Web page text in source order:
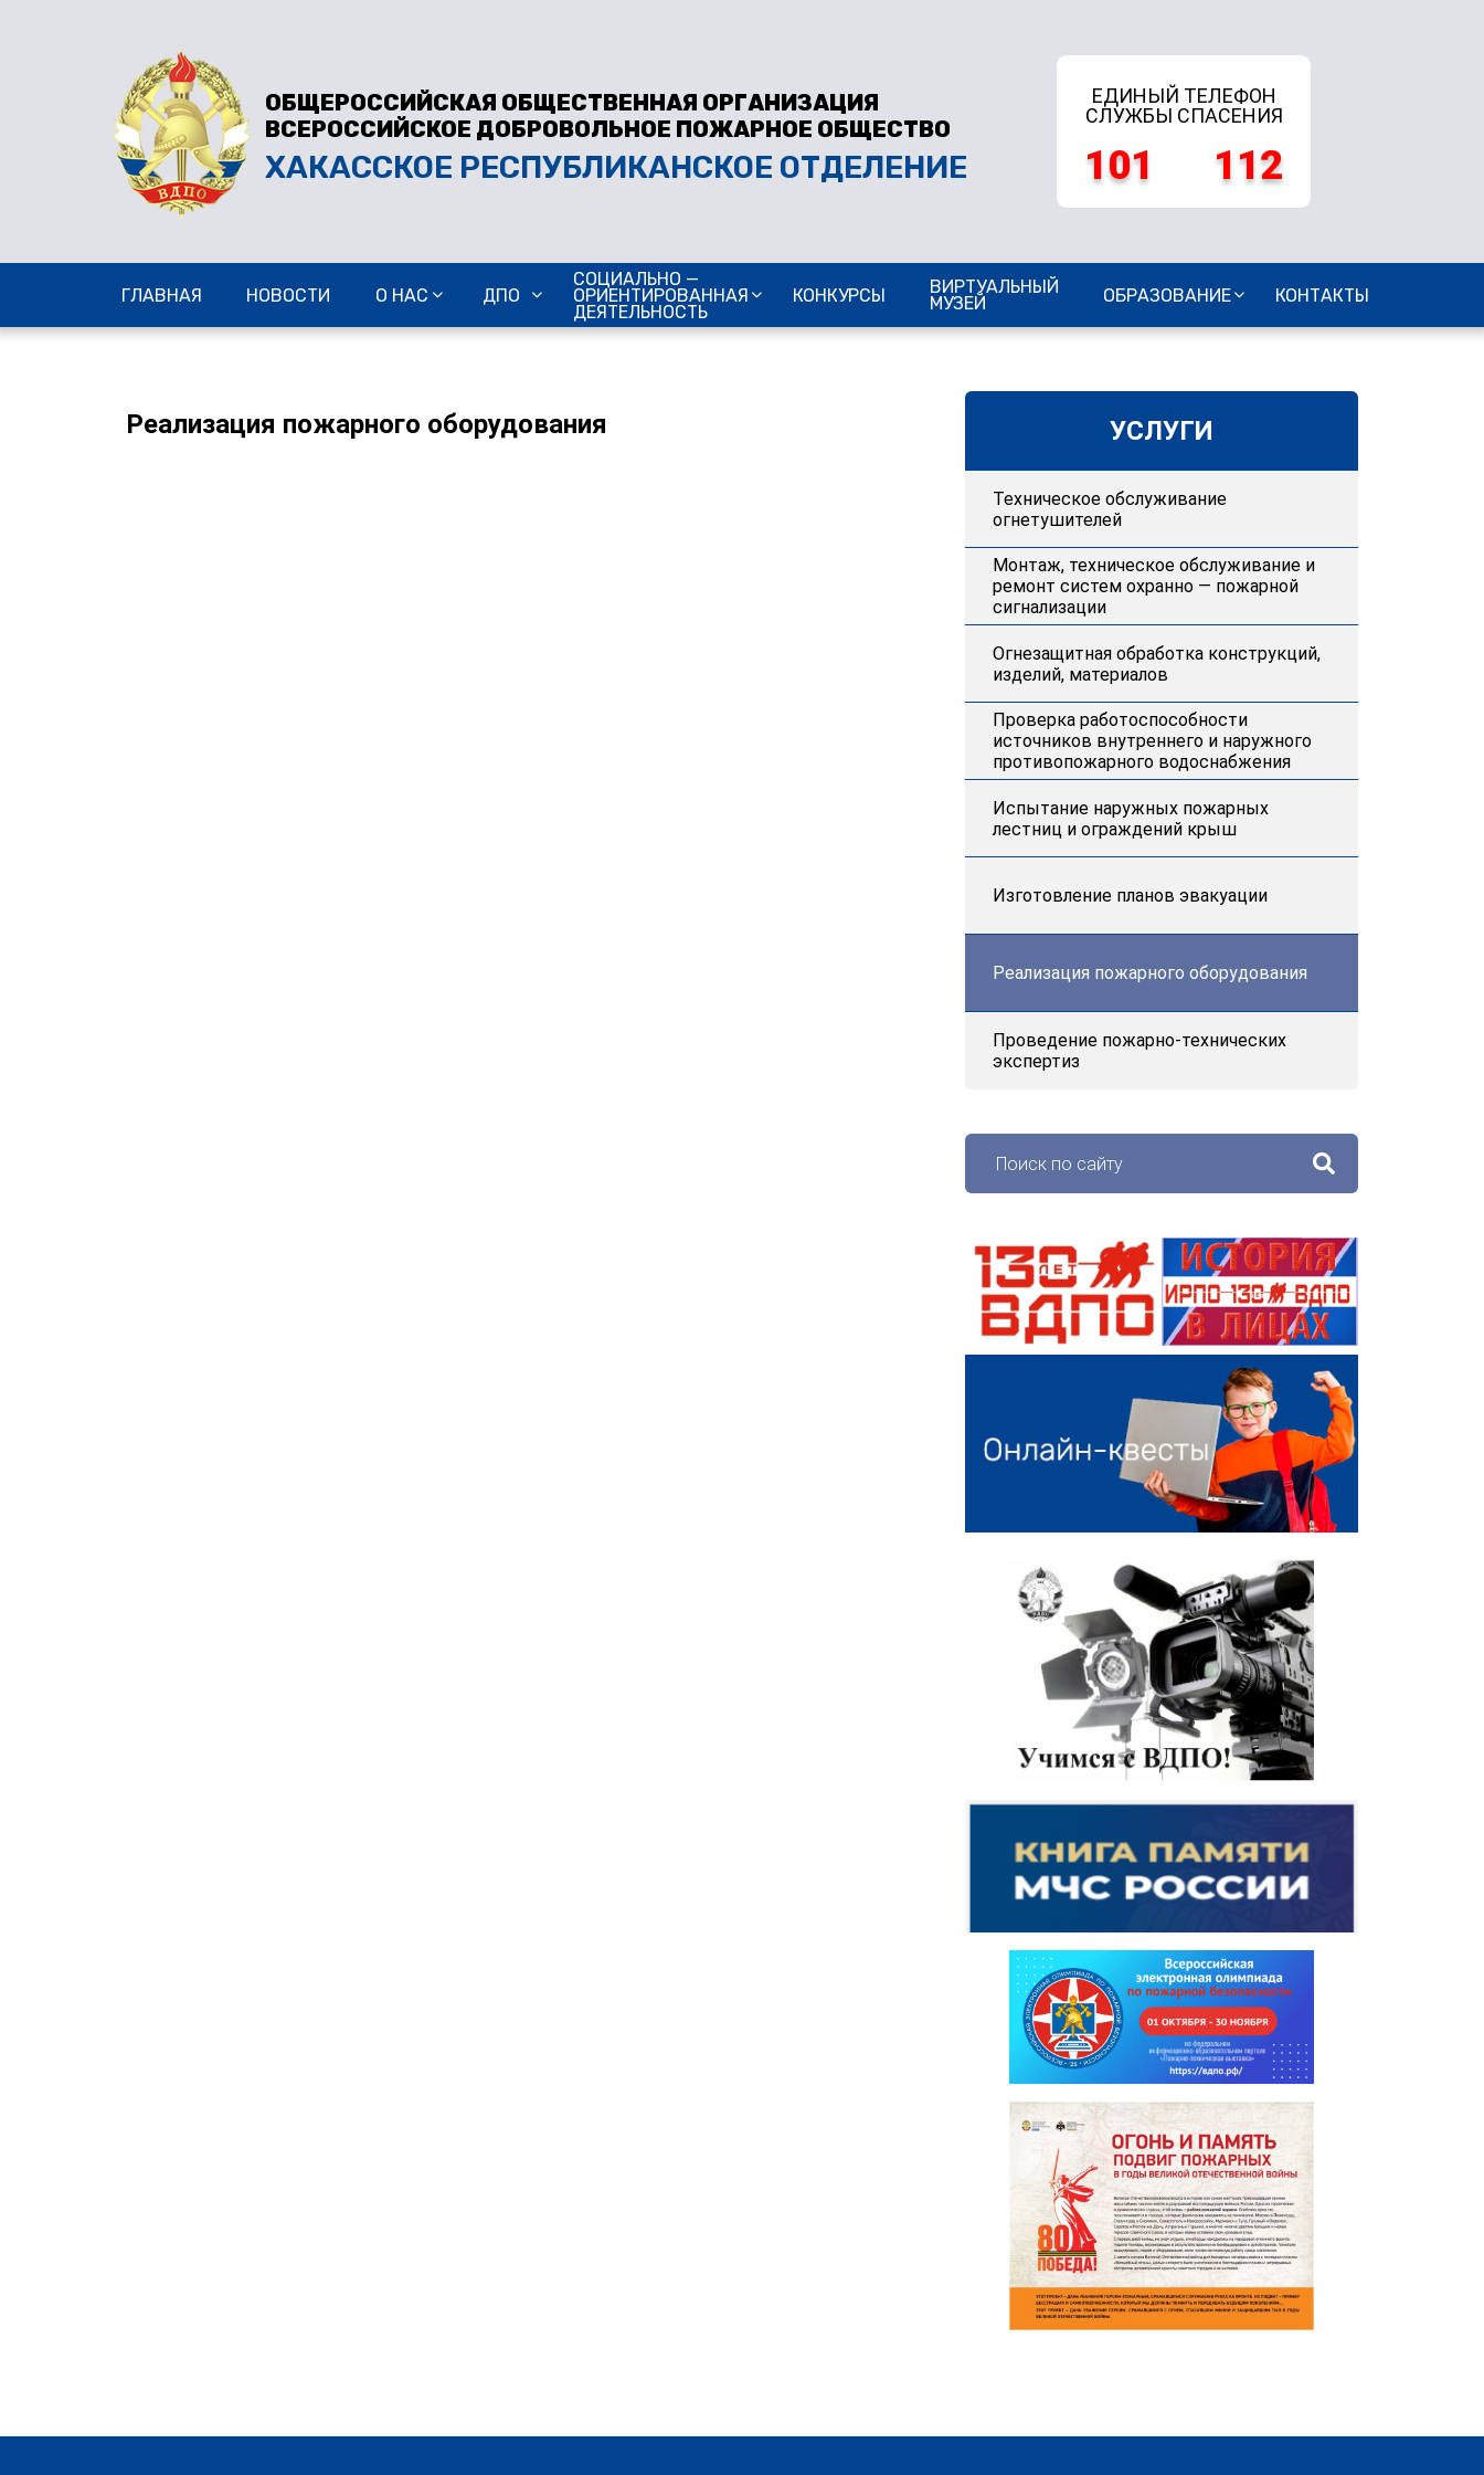
ОБЩЕРОССИЙСКАЯ ОБЩЕСТВЕННАЯ ОРГАНИЗАЦИЯ
ВСЕРОССИЙСКОЕ ДОБРОВОЛЬНОЕ ПОЖАРНОЕ ОБЩЕСТВО
ХАКАССКОЕ РЕСПУБЛИКАНСКОЕ ОТДЕЛЕНИЕ
ЕДИНЫЙ ТЕЛЕФОН
СЛУЖБЫ СПАСЕНИЯ
101 112
ГЛАВНАЯ НОВОСТИ О НАС ДПО
СОЦИАЛЬНО —
ОРИЕНТИРОВАННАЯ
ДЕЯТЕЛЬНОСТЬ
КОНКУРСЫ ВИРТУАЛЬНЫЙ
МУЗЕЙ ОБРАЗОВАНИЕ КОНТАКТЫ
Реализация пожарного оборудования УСЛУГИ
Техническое обслуживание
огнетушителей
Монтаж, техническое обслуживание и
ремонт систем охранно — пожарной
сигнализации
Огнезащитная обработка конструкций,
изделий, материалов
Проверка работоспособности
источников внутреннего и наружного
противопожарного водоснабжения
Испытание наружных пожарных
лестниц и ограждений крыш
Изготовление планов эвакуации
Реализация пожарного оборудования
Проведение пожарно-технических
экспертиз